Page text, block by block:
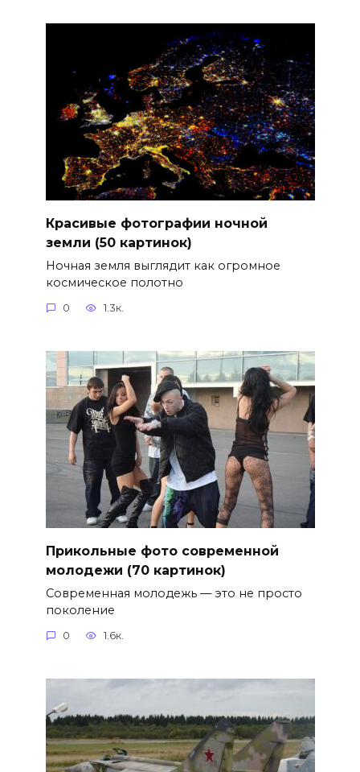
Красивые фотографии ночной
земли (50 картинок)
Ночная земля выглядит как огромное
космическое полотно
0 1.3к.
Прикольные фото современной
молодежи (70 картинок)
Современная молодежь — это не просто
поколение
0 1.6к.